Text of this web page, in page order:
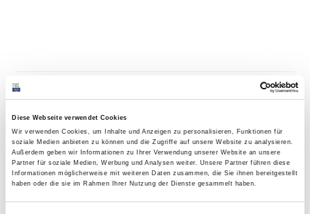
Diese Webseite verwendet Cookies
Wir verwenden Cookies, um Inhalte und Anzeigen zu personalisieren, Funktionen für
soziale Medien anbieten zu können und die Zugriffe auf unsere Website zu analysieren.
Außerdem geben wir Informationen zu Ihrer Verwendung unserer Website an unsere
Partner für soziale Medien, Werbung und Analysen weiter. Unsere Partner führen diese
Informationen möglicherweise mit weiteren Daten zusammen, die Sie ihnen bereitgestellt
haben oder die sie im Rahmen Ihrer Nutzung der Dienste gesammelt haben.
Vorgehensweise zur Organisation des Lagers, z. B.
Analyse.